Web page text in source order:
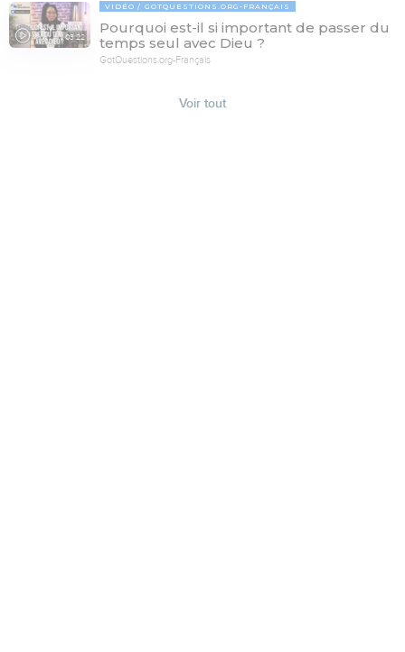
03:22
VIDÉO GOTQUESTIONS.ORG-FRANÇAIS
Pourquoi est-il si important de passer du
temps seul avec Dieu ?
GotQuestions.org-Français
Voir tout